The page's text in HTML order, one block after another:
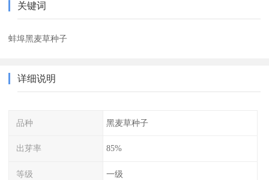
关键词
蚌埠黑麦草种子
详细说明
品种 黑麦草种子
出芽率 85%
等级 一级